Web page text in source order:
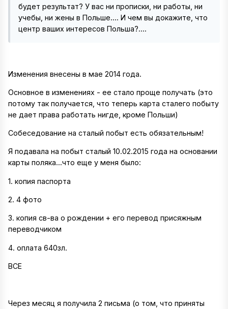
будет результат? У вас ни прописки, ни работы, ни
учебы, ни жены в Польше.... И чем вы докажите, что
центр ваших интересов Польша?....
Изменения внесены в мае 2014 года.
Основное в изменениях - ее стало проще получать (это
потому так получается, что теперь карта сталего побыту
не дает права работать нигде, кроме Польши)
Собеседование на сталый побыт есть обязательным!
Я подавала на побыт сталый 10.02.2015 года на основании
карты поляка...что еще у меня было:
1. копия паспорта
2. 4 фото
3. копия св-ва о рождении + его перевод присяжным
переводчиком
4. оплата 640зл.
ВСЕ
Через месяц я получила 2 письма (о том, что приняты